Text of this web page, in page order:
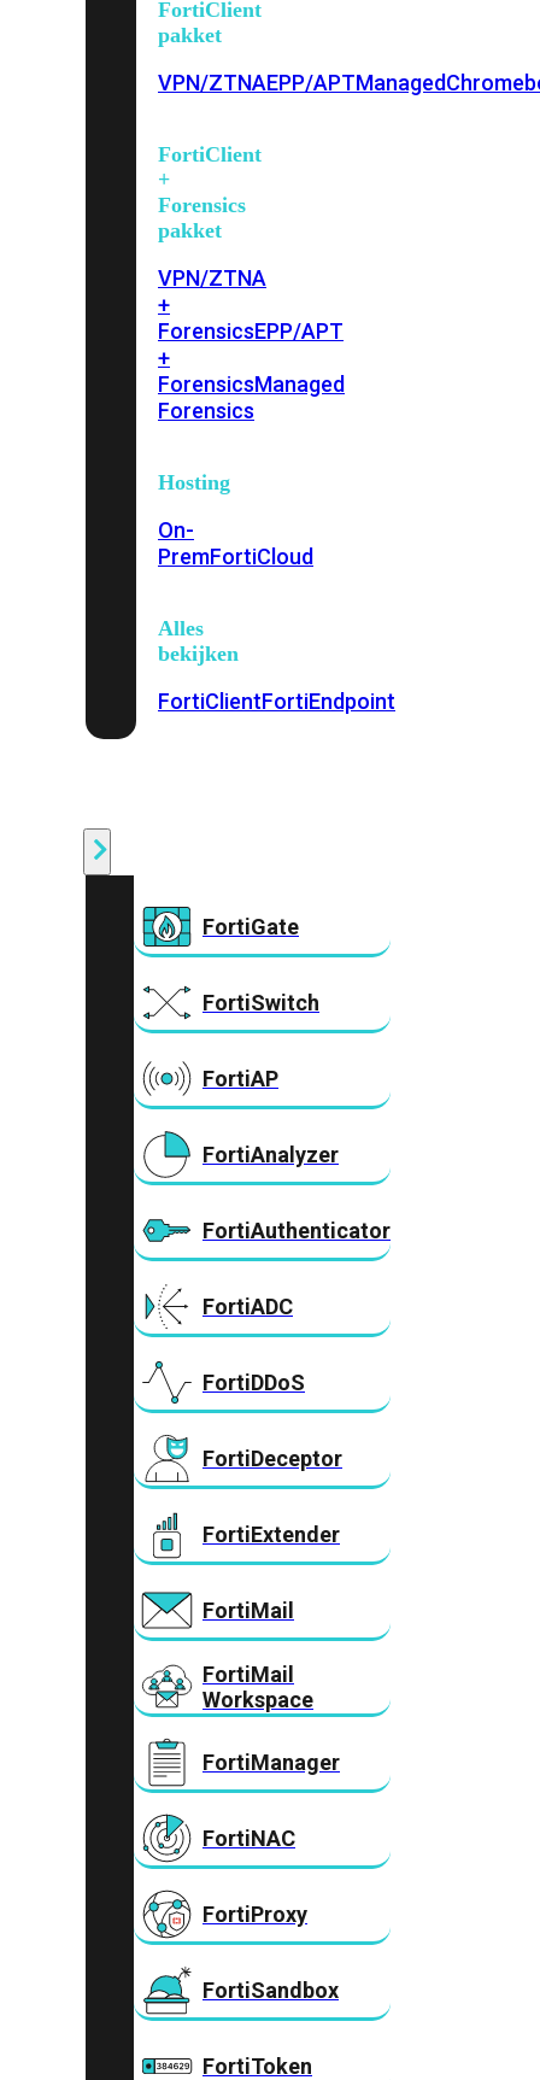
FortiClient
pakket
VPN/ZTNAEPP/APTManaged
FortiClient
+
Forensics
pakket
VPN/ZTNA
+
ForensicsEPP/APT
+
ForensicsManaged
Forensics
Hosting
On-
PremFortiCloud
Alles
bekijken
FortiClientFortiEndpoint
FortiGate
FortiSwitch
FortiAP
FortiAnalyzer
FortiAuthenticator
FortiADC
FortiDDoS
FortiDeceptor
FortiExtender
FortiMail
FortiMail
Workspace
FortiManager
FortiNAC
FortiProxy
FortiSandbox
FortiToken